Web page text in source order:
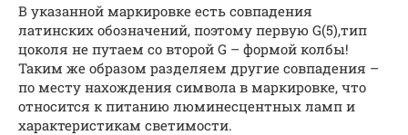
В указанной маркировке есть совпадения
латинских обозначений, поэтому первую G(5),тип
цоколя не путаем со второй G – формой колбы!
Таким же образом разделяем другие совпадения –
по месту нахождения символа в маркировке, что
относится к питанию люминесцентных ламп и
характеристикам светимости.